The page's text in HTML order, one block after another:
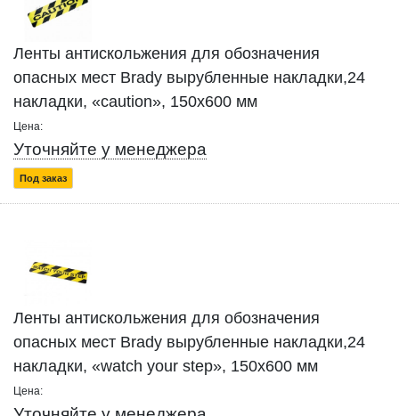
Ленты антискольжения для обозначения
опасных мест Brady вырубленные накладки,24
накладки, «caution», 150x600 мм
Цена:
Уточняйте у менеджера
Под заказ
Ленты антискольжения для обозначения
опасных мест Brady вырубленные накладки,24
накладки, «watch your step», 150x600 мм
Цена: